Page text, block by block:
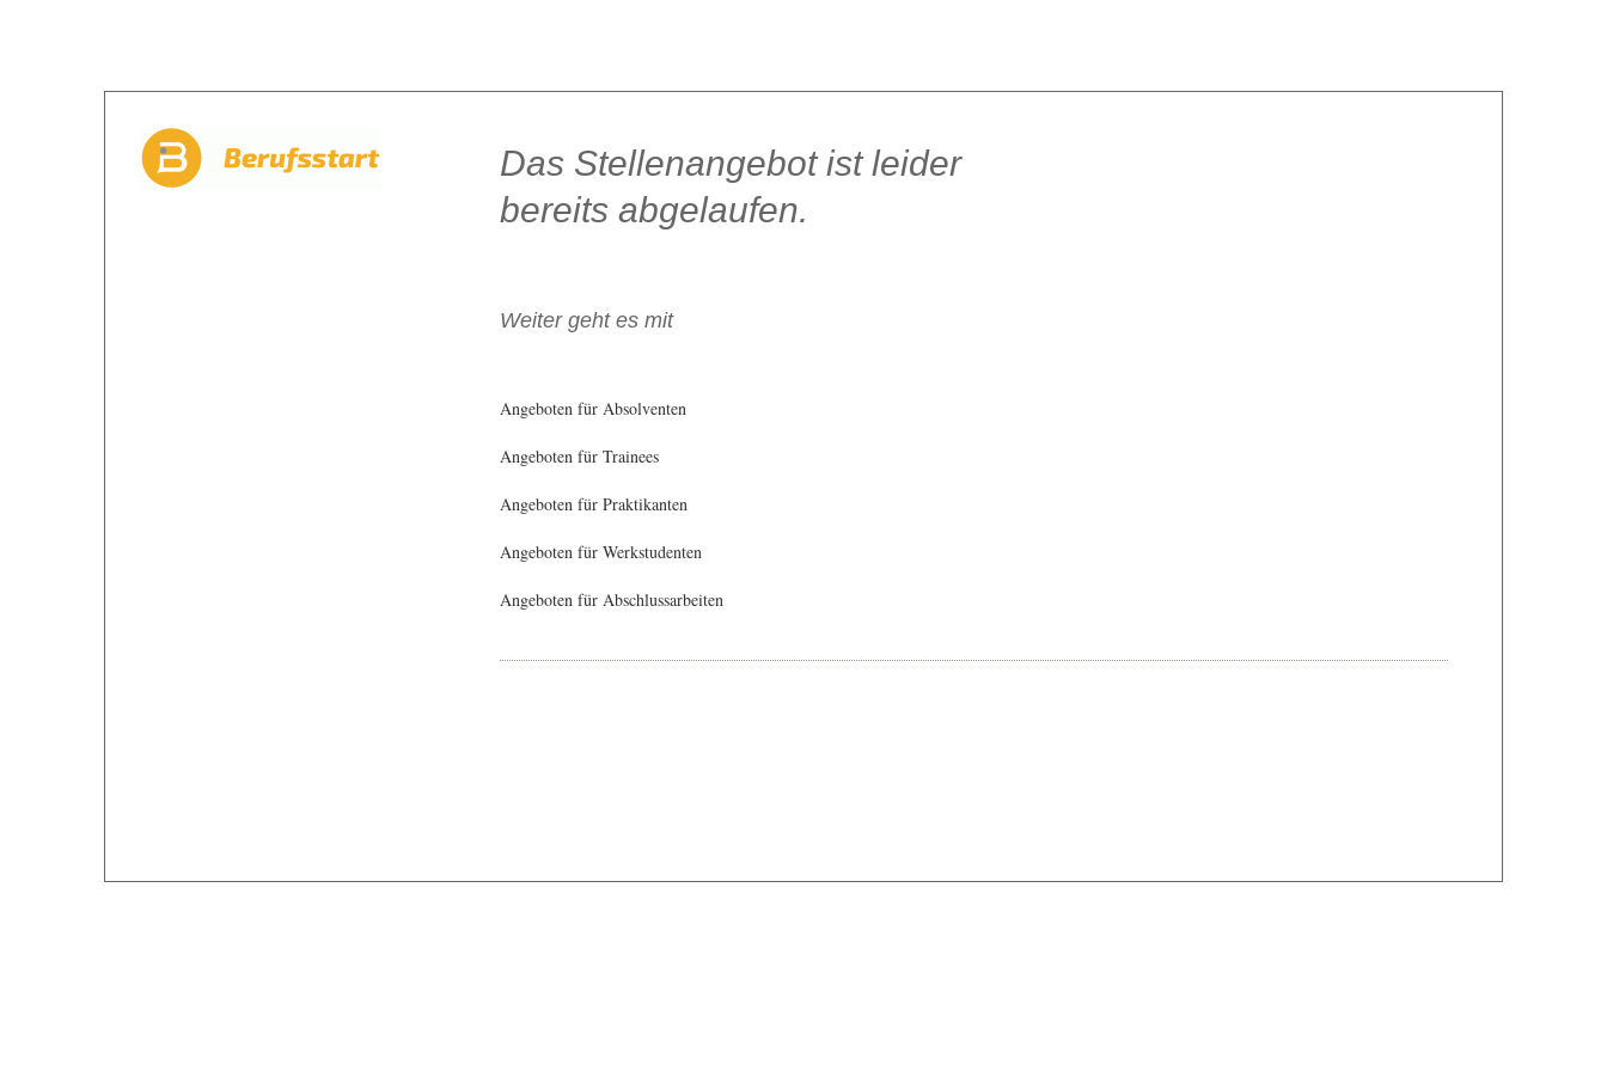
Das Stellenangebot ist leider
bereits abgelaufen.
Weiter geht es mit
Angeboten für Absolventen
Angeboten für Trainees
Angeboten für Praktikanten
Angeboten für Werkstudenten
Angeboten für Abschlussarbeiten